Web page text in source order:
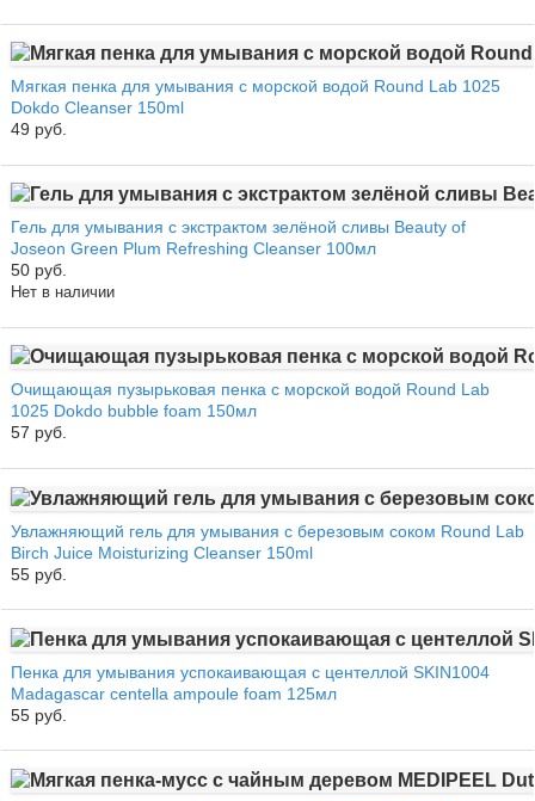
Мягкая пенка для умывания с морской водой Round Lab 1025
Dokdo Cleanser 150ml
49 руб.
Гель для умывания с экстрактом зелёной сливы Beauty of
Joseon Green Plum Refreshing Cleanser 100мл
50 руб.
Нет в наличии
Очищающая пузырьковая пенка с морской водой Round Lab
1025 Dokdo bubble foam 150мл
57 руб.
Увлажняющий гель для умывания с березовым соком Round Lab
Birch Juice Moisturizing Cleanser 150ml
55 руб.
Пенка для умывания успокаивающая с центеллой SKIN1004
Madagascar centella ampoule foam 125мл
55 руб.